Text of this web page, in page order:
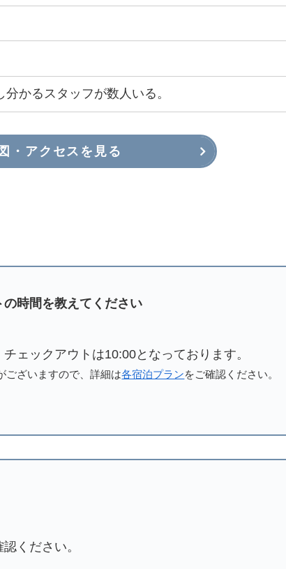
分かるスタッフが数人いる。
・アクセスを見る
時間を教えてください
ェックアウトは10:00となっております。
ございますので、詳細は各宿泊プランをご確認ください。
ください。